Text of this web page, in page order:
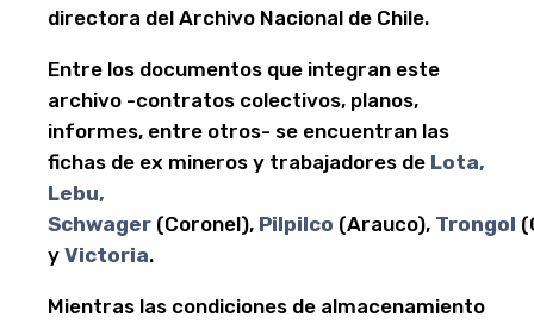
directora del Archivo Nacional de Chile.
Entre los documentos que integran este
archivo -contratos colectivos, planos,
informes, entre otros- se encuentran las
fichas de ex mineros y trabajadores de Lota,
Lebu,
Schwager (Coronel), Pilpilco (Arauco), Trongol
y Victoria.
Mientras las condiciones de almacenamiento